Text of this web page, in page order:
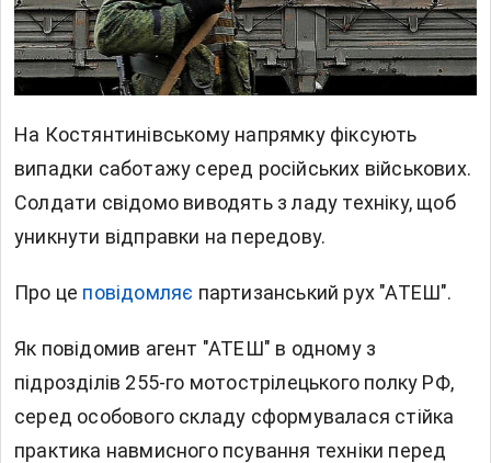
На Костянтинівському напрямку фіксують
випадки саботажу серед російських військових.
Солдати свідомо виводять з ладу техніку, щоб
уникнути відправки на передову.
Про це повідомляє партизанський рух "АТЕШ".
Як повідомив агент "АТЕШ" в одному з
підрозділів 255-го мотострілецького полку РФ,
серед особового складу сформувалася стійка
практика навмисного псування техніки перед